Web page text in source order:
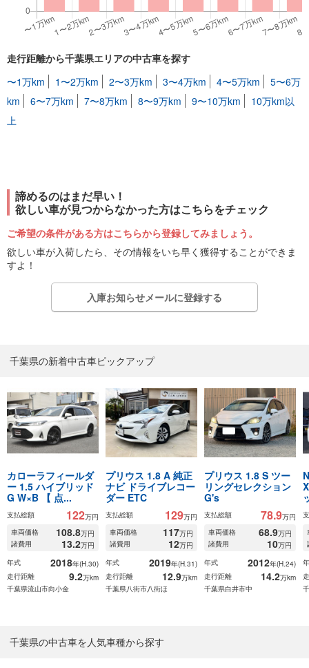
走行距離から千葉県エリアの中古車を探す
〜1万km
1〜2万km 2〜3万km 3〜4万km 4〜5万km
5〜6万
km
6〜7万km 7〜8万km 8〜9万km 9〜10万km
10万km以
上
諦めるのはまだ早い！
欲しい車が見つからなかった方はこちらをチェック
ご希望の条件がある方はこちらから登録してみましょう。
欲しい車が入荷したら、その情報をいち早く獲得することができま
すよ！
入庫お知らせメールに登録する
千葉県の新着中古車ピックアップ
カローラフィールダ
ー 1.5 ハイブリッド
G W×B 【 点...
支払総額 122万円
車両価格
108.8万円
諸費用
13.2万円
年式
2018年(H.30)
走行距離
9.2万km
千葉県流山市向小金
プリウス 1.8 A 純正
ナビ ドライブレコー
ダー ETC
支払総額 129万円
車両価格
117万円
諸費用
12万円
年式
2019年(H.31)
走行距離
12.9万km
千葉県八街市八街ほ
プリウス 1.8 S ツー
リングセレクション
G's
支払総額 78.9万円
車両価格
68.9万円
諸費用
10万円
年式
2012年(H.24)
走行距離
14.2万km
千葉県白井市中
千葉県の中古車を人気車種から探す